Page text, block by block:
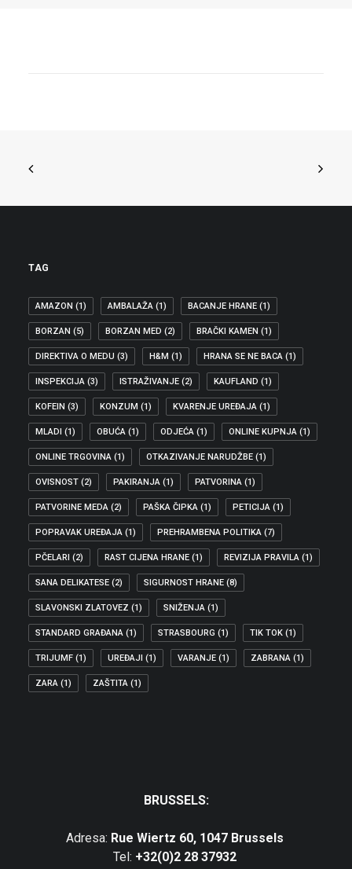
TAG
AMAZON (1) AMBALAŽA (1) BACANJE HRANE (1)
BORZAN (5) BORZAN MED (2) BRAČKI KAMEN (1)
DIREKTIVA O MEDU (3) H&M (1) HRANA SE NE BACA (1)
INSPEKCIJA (3) ISTRAŽIVANJE (2) KAUFLAND (1)
KOFEIN (3) KONZUM (1) KVARENJE UREĐAJA (1)
MLADI (1) OBUĆA (1) ODJEĆA (1) ONLINE KUPNJA (1)
ONLINE TRGOVINA (1) OTKAZIVANJE NARUDŽBE (1)
OVISNOST (2) PAKIRANJA (1) PATVORINA (1)
PATVORINE MEDA (2) PAŠKA ČIPKA (1) PETICIJA (1)
POPRAVAK UREĐAJA (1) PREHRAMBENA POLITIKA (7)
PČELARI (2) RAST CIJENA HRANE (1) REVIZIJA PRAVILA (1)
SANA DELIKATESE (2) SIGURNOST HRANE (8)
SLAVONSKI ZLATOVEZ (1) SNIŽENJA (1)
STANDARD GRAĐANA (1) STRASBOURG (1) TIK TOK (1)
TRIJUMF (1) UREĐAJI (1) VARANJE (1) ZABRANA (1)
ZARA (1) ZAŠTITA (1)
BRUSSELS:
Adresa: Rue Wiertz 60, 1047 Brussels
Tel: +32(0)2 28 37932